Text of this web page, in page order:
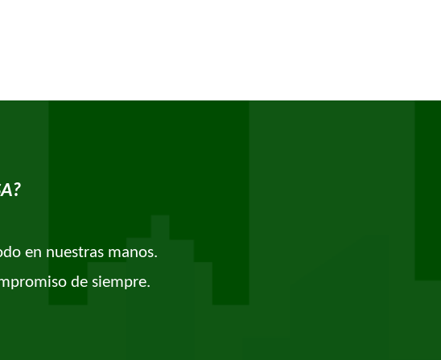
en nuestras manos.
de siempre.